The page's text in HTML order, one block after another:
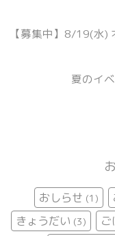
【募集中】8/19(水
夏のイ
おしらせ (1)
きょうだい (3)